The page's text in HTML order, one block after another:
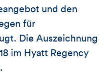
und den
für
Die Auszeichnung
im Hyatt Regency